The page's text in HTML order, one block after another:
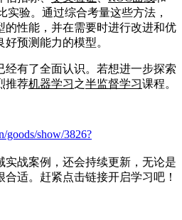
实验。通过综合考量这些方法，
的性能，并在需要时进行改进和优
预测能力的模型。
经有了全面认识。若想进一步探索
推荐机器学习之半监督学习课程。
goods/show/3826?
实战案例，还会持续更新，无论是
适。赶紧点击链接开启学习吧！